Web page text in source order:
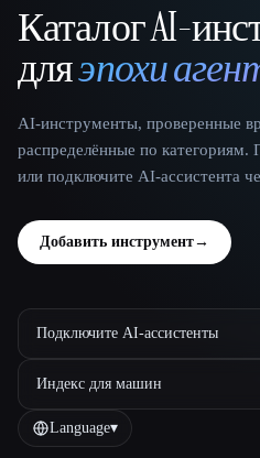
That AI Collection
Каталог AI-
дляэпохи
AI-инструменты, проверенные
распределённые по категориям.
или подключите AI-ассистента
Добавить инструмент→
Подключите AI-ассистенты
Индекс для машин
Language▾